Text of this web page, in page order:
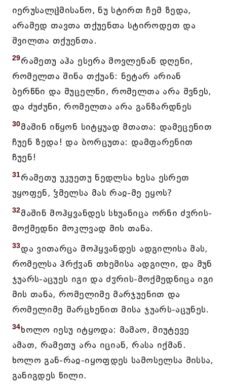
იერუსალჱმისანო, ნუ სტირთ ჩემ ზედა,
არამედ თავთა თქუენთა სტიროდეთ და
შვილთა თქუენთა.
29რამეთუ აჰა ესერა მოვლენან დღენი,
რომელთა შინა თქუან: ნეტარ არიან
ბერწნი და მუცელნი, რომელთა არა შვნეს,
და ძუძუნი, რომელთა არა განზარდნეს
30მაშინ იწყონ სიტყუად მთათა: დამეცენით
ჩუენ ზედა! და ბორცუთა: დამფარენით
ჩუენ!
31რამეთუ უკუეთუ ნედლსა ხესა ესრეთ
უყოფენ, ჴმელსა მას რაჲ-მე ეყოს?
32მაშინ მოჰყვანდეს სხუანიცა ორნი ძჳრის-
მოქმედნი მოკლვად მის თანა.
33და ვითარცა მოჰყვანდეს ადგილისა მას,
რომელსა ჰრქჳან თხემისა ადგილი, და მუნ
ჯუარს-აცუეს იგი და ძჳრის-მოქმედნიცა იგი
მის თანა, რომელიმე მარჯუენით და
რომელიმე მარცხენით მისა ჯუარს-აცუნეს.
34ხოლო იესუ იტყოდა: მამაო, მიუტევე
ამათ, რამეთუ არა იციან, რასა იქმან.
ხოლო გან-რაჲ-იყოფდეს სამოსელსა მისსა,
განიგდეს წილი.